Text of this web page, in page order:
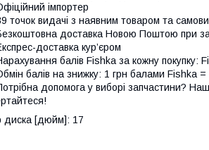
імпортер
точок видачі з наявним товаром та
доставка Новою Поштою при
доставка кур’єром
балів Fishka за кожну покупку:
балів на знижку: 1 грн балами Fishka =
допомога у виборі запчастини?
диска [дюйм]: 17